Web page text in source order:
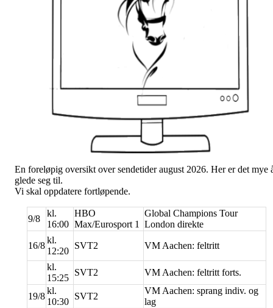
En foreløpig oversikt over sendetider august 2026. Her er det mye
glede seg til.
Vi skal oppdatere fortløpende.
9/8
kl.
16:00
HBO
Max/Eurosport 1
Global Champions Tour
London direkte
16/8
kl.
12:20
SVT2 VM Aachen: feltritt
kl.
15:25
SVT2 VM Aachen: feltritt forts.
19/8
kl.
10:30
SVT2
VM Aachen: sprang indiv. og
lag